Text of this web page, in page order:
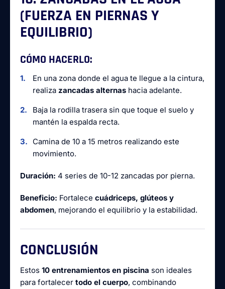
(FUERZA EN PIERNAS Y
EQUILIBRIO)
CÓMO HACERLO:
En una zona donde el agua te llegue a la cintura,
realiza zancadas alternas hacia adelante.
Baja la rodilla trasera sin que toque el suelo y
mantén la espalda recta.
Camina de 10 a 15 metros realizando este
movimiento.
Duración: 4 series de 10-12 zancadas por pierna.
Beneficio: Fortalece cuádriceps, glúteos y
abdomen, mejorando el equilibrio y la estabilidad.
CONCLUSIÓN
Estos 10 entrenamientos en piscina son ideales
para fortalecer todo el cuerpo, combinando